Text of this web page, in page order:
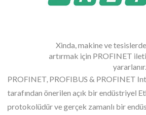
Xinda, makine ve
artırmak için PROFINET
yararlanır.
PROFINET, PROFIBUS & PROFINET
tarafından önerilen açık bir endüstriyel
protokolüdür ve gerçek zamanlı bir